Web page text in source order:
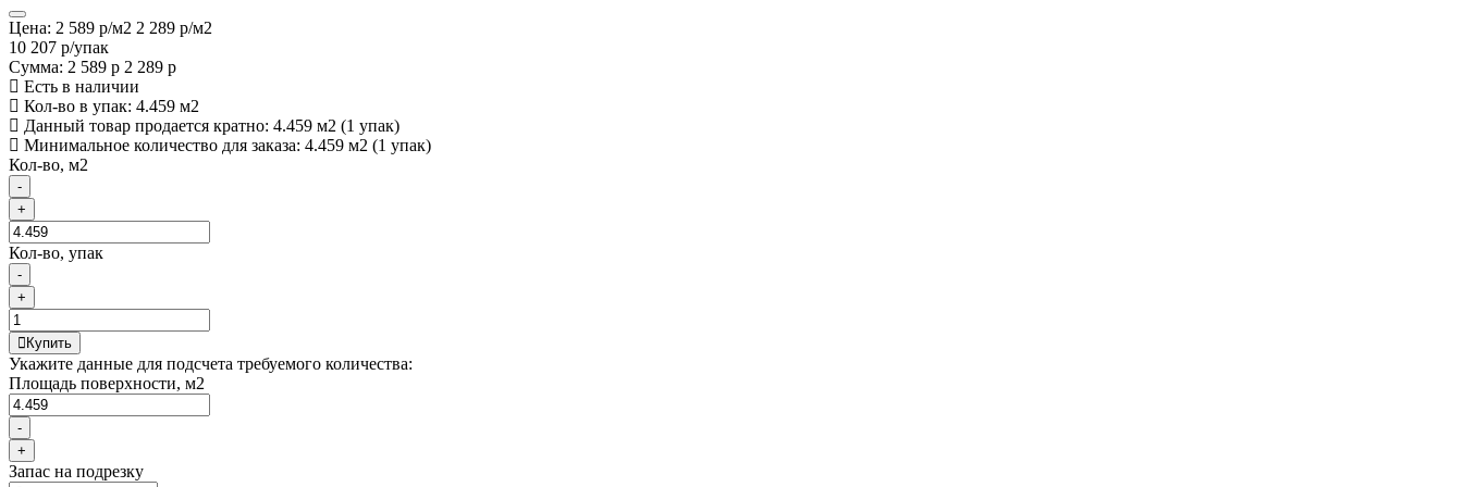
Цена: 2 589 р/м2 2 289 р/м2
10 207 р/упак
Сумма: 2 589 р 2 289 р
Есть в наличии
Кол-во в упак: 4.459 м2
Данный товар продается кратно: 4.459 м2 (1 упак)
Минимальное количество для заказа: 4.459 м2 (1 упак)
Кол-во, м2
-
+
Кол-во, упак
-
+
Купить
Укажите данные для подсчета требуемого количества:
Площадь поверхности, м2
-
+
Запас на подрезку